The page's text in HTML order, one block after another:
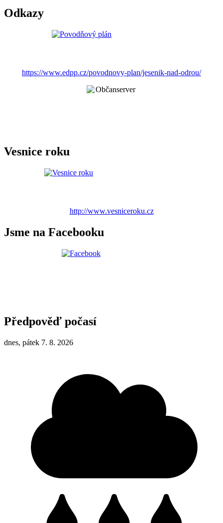
Odkazy
https://www.edpp.cz/povodnovy-plan/jesenik-nad-odrou/
Vesnice roku
http://www.vesniceroku.cz
Jsme na Facebooku
Předpověď počasí
dnes, pátek 7. 8. 2026